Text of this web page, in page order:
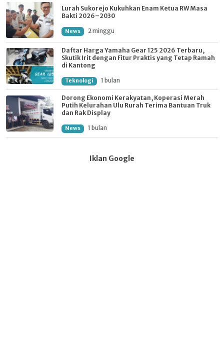
Lurah Sukorejo Kukuhkan Enam Ketua RW Masa
Bakti 2026–2030
News 2 minggu
Daftar Harga Yamaha Gear 125 2026 Terbaru,
Skutik Irit dengan Fitur Praktis yang Tetap Ramah
di Kantong
Teknologi 1 bulan
Dorong Ekonomi Kerakyatan, Koperasi Merah
Putih Kelurahan Ulu Rurah Terima Bantuan Truk
dan Rak Display
News 1 bulan
Iklan Google